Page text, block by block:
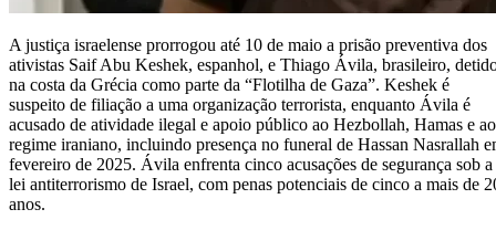
A justiça israelense prorrogou até 10 de maio a prisão preventiva dos
ativistas Saif Abu Keshek, espanhol, e Thiago Ávila, brasileiro,
na costa da Grécia como parte da “Flotilha de Gaza”. Keshek é
suspeito de filiação a uma organização terrorista, enquanto Ávila é
acusado de atividade ilegal e apoio público ao Hezbollah, Hamas e ao
regime iraniano, incluindo presença no funeral de Hassan Nasrallah
fevereiro de 2025. Ávila enfrenta cinco acusações de segurança sob a
lei antiterrorismo de Israel, com penas potenciais de cinco a mais de
anos.